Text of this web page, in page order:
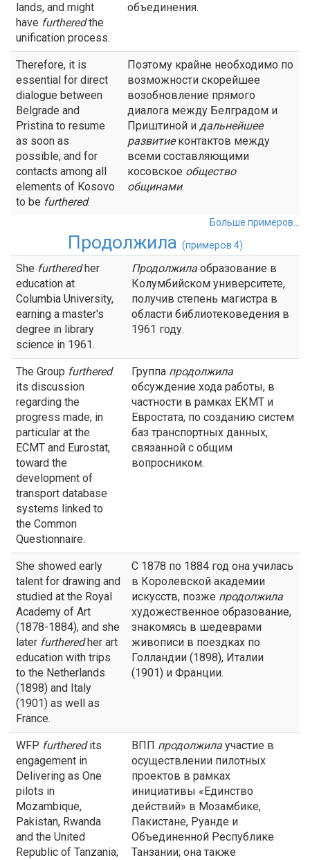
lands, and might
have furtheredthe
unification process.
объединения.
Therefore, it is
essential for direct
dialogue between
Belgrade and
Pristina to resume
as soon as
possible, and for
contacts among all
elements of Kosovo
to be furthered.
Поэтому крайне необходимо по
возможности скорейшее
возобновление прямого
диалога между Белградом и
Приштиной и дальнейшее
развитиеконтактов между
всеми составляющими
косовское общество
общинами.
Больше примеров...
Продолжила (примеров 4)
She furtheredher
education at
Columbia University,
earning a master's
degree in library
science in 1961.
Продолжила образование в
Колумбийском университете,
получив степень магистра в
области библиотековедения в
1961 году.
The Group furthered
its discussion
regarding the
progress made, in
particular at the
ECMT and Eurostat,
toward the
development of
transport database
systems linked to
the Common
Questionnaire.
Группа продолжила
обсуждение хода работы, в
частности в рамках ЕКМТ и
Евростата, по созданию систем
баз транспортных данных,
связанной с общим
вопросником.
She showed early
talent for drawing and
studied at the Royal
Academy of Art
(1878-1884), and she
later furtheredher art
education with trips
to the Netherlands
(1898) and Italy
(1901) as well as
France.
С 1878 по 1884 год она училась
в Королевской академии
искусств, позже продолжила
художественное образование,
знакомясь в шедеврами
живописи в поездках по
Голландии (1898), Италии
(1901) и Франции.
WFP furtheredits
engagement in
Delivering as One
pilots in
Mozambique,
Pakistan, Rwanda
and the United
Republic of Tanzania;
ВПП продолжила участие в
осуществлении пилотных
проектов в рамках
инициативы «Единство
действий» в Мозамбике,
Пакистане, Руанде и
Объединенной Республике
Танзании; она также